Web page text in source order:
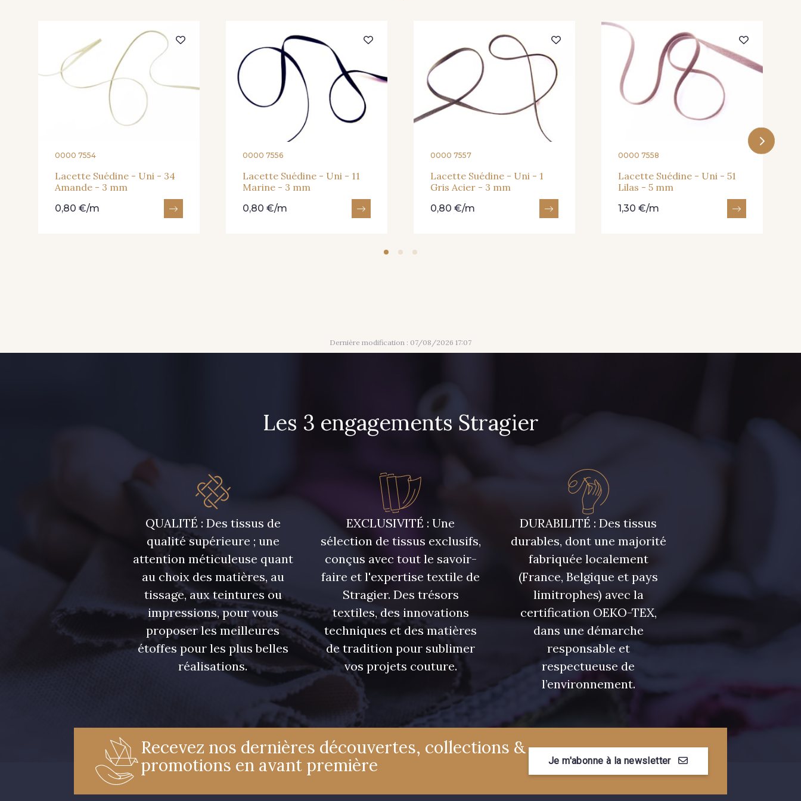
0000 7554
Lacette Suédine - Uni - 34
Amande - 3 mm
0,80 €/m
0000 7556
Lacette Suédine - Uni - 11
Marine - 3 mm
0,80 €/m
0000 7557
Lacette Suédine - Uni - 1
Gris Acier - 3 mm
0,80 €/m
0000 7558
Lacette Suédine - Uni - 51
Lilas - 5 mm
1,30 €/m
Dernière modification : 07/08/2026 17:07
Les 3 engagements Stragier
QUALITÉ : Des tissus de
qualité supérieure ; une
attention méticuleuse quant
au choix des matières, au
tissage, aux teintures ou
impressions, pour vous
proposer les meilleures
étoffes pour les plus belles
réalisations.
EXCLUSIVITÉ : Une
sélection de tissus exclusifs,
conçus avec tout le savoir-
faire et l'expertise textile de
Stragier. Des trésors
textiles, des innovations
techniques et des matières
de tradition pour sublimer
vos projets couture.
DURABILITÉ : Des tissus
durables, dont une majorité
fabriquée localement
(France, Belgique et pays
limitrophes) avec la
certification OEKO-TEX,
dans une démarche
responsable et
respectueuse de
l’environnement.
Recevez nos dernières découvertes, collections &
promotions en avant première
Je m'abonne à la newsletter